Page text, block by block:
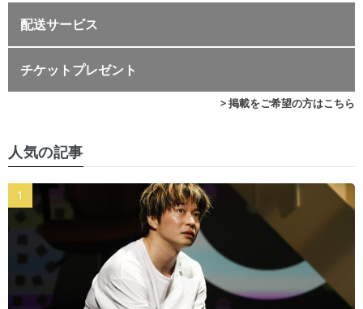
配送サービス
チケットプレゼント
> 掲載をご希望の方はこちら
人気の記事